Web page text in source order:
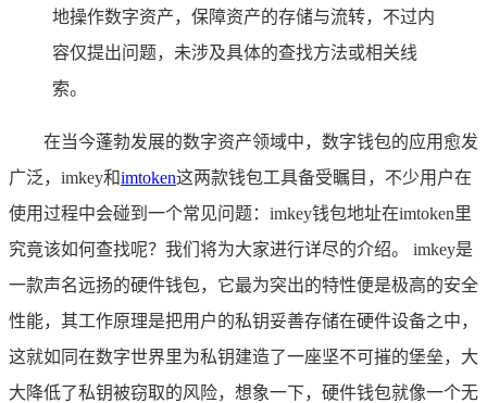
地操作数字资产，保障资产的存储与流转，不过内
容仅提出问题，未涉及具体的查找方法或相关线
索。
在当今蓬勃发展的数字资产领域中，数字钱包的应用愈发
广泛，imkey和imtoken这两款钱包工具备受瞩目，不少用户在
使用过程中会碰到一个常见问题：imkey钱包地址在imtoken里
究竟该如何查找呢？我们将为大家进行详尽的介绍。 imkey是
一款声名远扬的硬件钱包，它最为突出的特性便是极高的安全
性能，其工作原理是把用户的私钥妥善存储在硬件设备之中，
这就如同在数字世界里为私钥建造了一座坚不可摧的堡垒，大
大降低了私钥被窃取的风险，想象一下，硬件钱包就像一个无